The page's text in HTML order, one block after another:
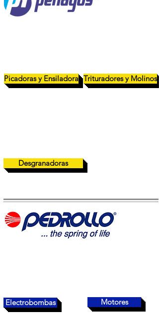
Picadoras y Ensiladora Trituradores y Molinos
Desgranadoras
Electrobombas Motores